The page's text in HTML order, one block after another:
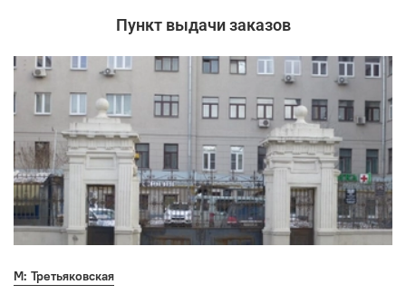
Пункт выдачи заказов
М: Третьяковская